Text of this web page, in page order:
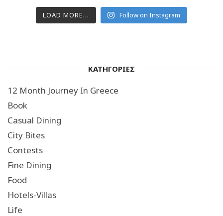
LOAD MORE... Follow on Instagram
ΚΑΤΗΓΟΡΙΕΣ
12 Month Journey In Greece
Book
Casual Dining
City Bites
Contests
Fine Dining
Food
Hotels-Villas
Life